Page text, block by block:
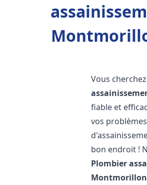
Vous
fiable et
vos
bon endroit !
Plombier
Montmorillon